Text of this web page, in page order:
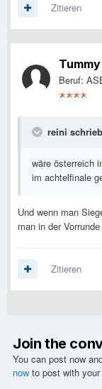
Zitieren
Tummy
Beruf:
reini
wäre österreich
im achtelfinale
Und wenn man
man in der
Zitieren
Join the
You can post now
now to post with